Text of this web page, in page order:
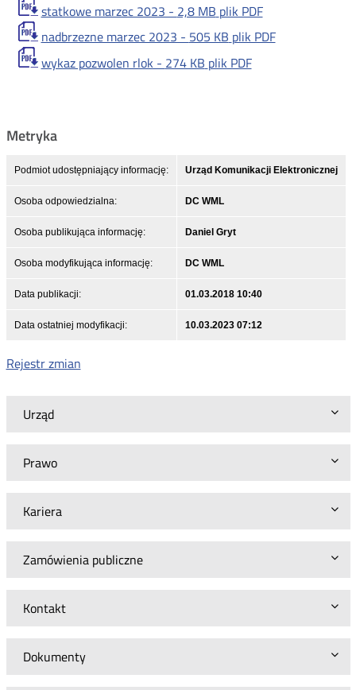
Urząd
Prawo
Kariera
Zamówienia publiczne
Kontakt
Dokumenty
statkowe marzec 2023 - 2,8 MB plik PDF
nadbrzezne marzec 2023 - 505 KB plik PDF
wykaz pozwolen rlok - 274 KB plik PDF
Metryka
Podmiot udostępniający informację: Urząd Komunikacji Elektronicznej
Osoba odpowiedzialna: DC WML
Osoba publikująca informację: Daniel Gryt
Osoba modyfikująca informację: DC WML
Data publikacji: 01.03.2018 10:40
Data ostatniej modyfikacji: 10.03.2023 07:12
Rejestr zmian